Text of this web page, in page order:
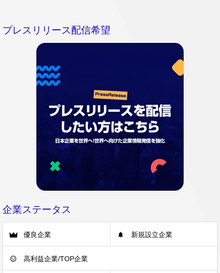
プレスリリース配信希望
企業ステータス
優良企業 新規設立企業
高利益企業/TOP企業